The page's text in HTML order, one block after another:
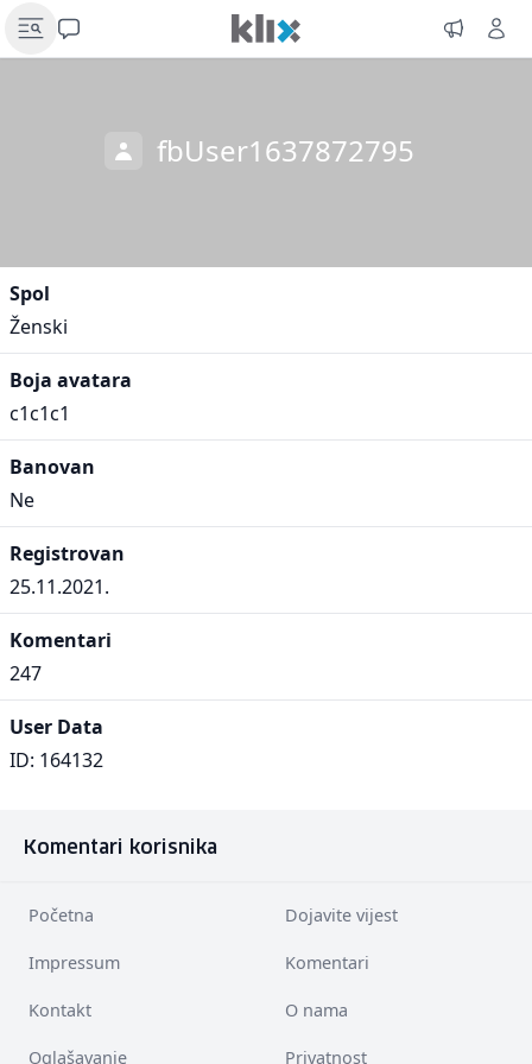
fbUser1637872795
Spol
Ženski
Boja avatara
c1c1c1
Banovan
Ne
Registrovan
25.11.2021.
Komentari
247
User Data
ID: 164132
Komentari korisnika
Početna Dojavite vijest
Impressum Komentari
Kontakt O nama
Oglašavanje Privatnost